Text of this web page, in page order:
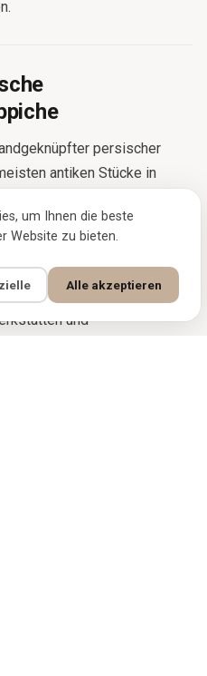
persischer
antiken Stücke in
bis 120 Jahre alt. Sanft
den Teppich alle sechs
direkter
und alle fünf bis sieben Jahre
Jedes Stück bei Rugbloom
und
um Ihnen die beste
Website zu bieten.
Alle akzeptieren